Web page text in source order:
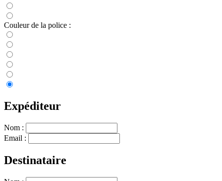
Couleur de la police :
Expéditeur
Nom :
Email :
Destinataire